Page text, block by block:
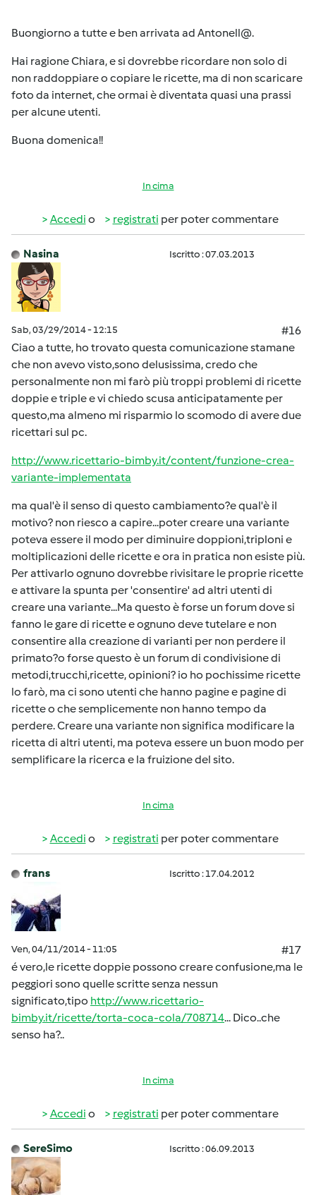
Buongiorno a tutte e ben arrivata ad Antonell@.
Hai ragione Chiara, e si dovrebbe ricordare non solo di
non raddoppiare o copiare le ricette, ma di non scaricare
foto da internet, che ormai è diventata quasi una prassi
per alcune utenti.
Buona domenica!!
In cima
Accedi o registrati per poter commentare
Nasina Iscritto : 07.03.2013
Sab, 03/29/2014 - 12:15
#16
Ciao a tutte, ho trovato questa comunicazione stamane
che non avevo visto,sono delusissima, credo che
personalmente non mi farò più troppi problemi di ricette
doppie e triple e vi chiedo scusa anticipatamente per
questo,ma almeno mi risparmio lo scomodo di avere due
ricettari sul pc.
http://www.ricettario-bimby.it/content/funzione-crea-
variante-implementata
ma qual'è il senso di questo cambiamento?e qual'è il
motivo? non riesco a capire...poter creare una variante
poteva essere il modo per diminuire doppioni,triploni e
moltiplicazioni delle ricette e ora in pratica non esiste più.
Per attivarlo ognuno dovrebbe rivisitare le proprie ricette
e attivare la spunta per 'consentire' ad altri utenti di
creare una variante...Ma questo è forse un forum dove si
fanno le gare di ricette e ognuno deve tutelare e non
consentire alla creazione di varianti per non perdere il
primato?o forse questo è un forum di condivisione di
metodi,trucchi,ricette, opinioni? io ho pochissime ricette
lo farò, ma ci sono utenti che hanno pagine e pagine di
ricette o che semplicemente non hanno tempo da
perdere. Creare una variante non significa modificare la
ricetta di altri utenti, ma poteva essere un buon modo per
semplificare la ricerca e la fruizione del sito.
In cima
Accedi o registrati per poter commentare
frans Iscritto : 17.04.2012
Ven, 04/11/2014 - 11:05
#17
é vero,le ricette doppie possono creare confusione,ma le
peggiori sono quelle scritte senza nessun
significato,tipo http://www.ricettario-
bimby.it/ricette/torta-coca-cola/708714... Dico..che
senso ha?..
In cima
Accedi o registrati per poter commentare
SereSimo Iscritto : 06.09.2013